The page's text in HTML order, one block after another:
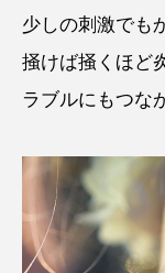
少しの刺激でも
掻けば掻くほど
ラブルにもつな